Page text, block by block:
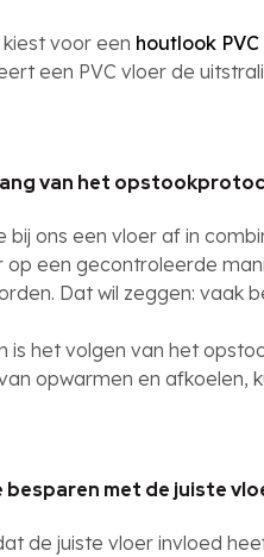
voor een houtlook
een PVC vloer de
van het
bij ons een vloer af in
op een gecontroleerde
Dat wil zeggen: vaak
is het volgen van het
opwarmen en afkoelen,
besparen met de juiste
de juiste vloer invloed